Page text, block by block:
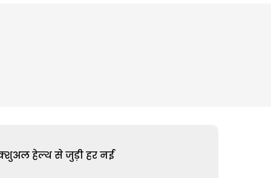
हेल्थ से जुड़ी हर नई